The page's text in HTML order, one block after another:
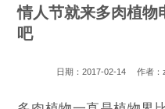
情人节就来多肉植物
吧
日期：2017-02-14 作者：